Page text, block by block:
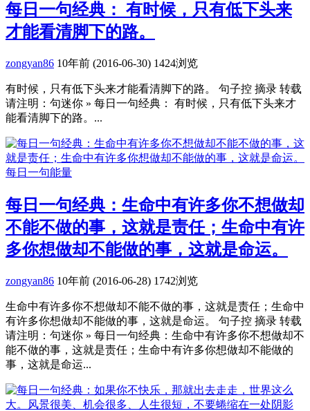
每日一句经典： 有时候，只有低下头来
才能看清脚下的路。
zongyan86 10年前 (2016-06-30) 1424浏览
有时候，只有低下头来才能看清脚下的路。 句子控 摘录 转载
请注明：句迷你 » 每日一句经典： 有时候，只有低下头来才
能看清脚下的路。...
每日一句能量
每日一句经典：生命中有许多你不想做却
不能不做的事，这就是责任；生命中有许
多你想做却不能做的事，这就是命运。
zongyan86 10年前 (2016-06-28) 1742浏览
生命中有许多你不想做却不能不做的事，这就是责任；生命中
有许多你想做却不能做的事，这就是命运。 句子控 摘录 转载
请注明：句迷你 » 每日一句经典：生命中有许多你不想做却不
能不做的事，这就是责任；生命中有许多你想做却不能做的
事，这就是命运...